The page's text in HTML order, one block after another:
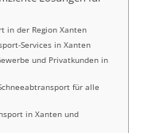
in der Region Xanten
Services in Xanten
und Privatkunden in
für alle
in Xanten und